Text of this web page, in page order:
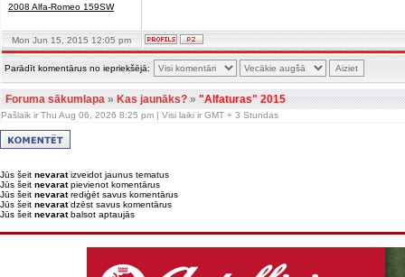
2008 Alfa-Romeo 159SW
Mon Jun 15, 2015 12:05 pm
Parādīt komentārus no iepriekšējā:
Foruma sākumlapa»Kas jaunāks?»"Alfaturas" 2015
Pašlaik ir Thu Aug 06, 2026 8:25 pm | Visi laiki ir GMT + 3 Stundas
Jūs šeit nevaratizveidot jaunus tematus
Jūs šeit nevaratpievienot komentārus
Jūs šeit nevaratrediģēt savus komentārus
Jūs šeit nevaratdzēst savus komentārus
Jūs šeit nevaratbalsot aptaujās